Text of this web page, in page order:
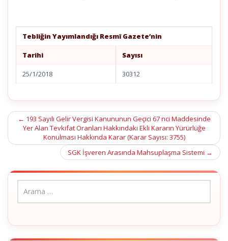
Tebliğin Yayımlandığı Resmî Gazete’nin
Tarihi Sayısı
25/1/2018 30312
Post
navigation
← 193 Sayılı Gelir Vergisi Kanununun Geçici 67 nci Maddesinde
Yer Alan Tevkifat Oranları Hakkındaki Ekli Kararın Yürürlüğe
Konulması Hakkında Karar (Karar Sayısı: 3755)
SGK İşveren Arasında Mahsuplaşma Sistemi →